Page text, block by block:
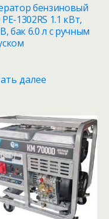
бензиновый
PE-1302RS 1.1 кВт,
бак 6.0 л с ручным
далее